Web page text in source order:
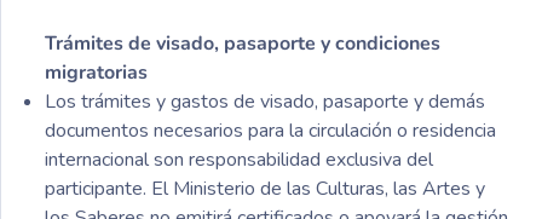
Trámites de visado, pasaporte y condiciones
migratorias
Los trámites y gastos de visado, pasaporte y demás
documentos necesarios para la circulación o residencia
internacional son responsabilidad exclusiva del
participante. El Ministerio de las Culturas, las Artes y